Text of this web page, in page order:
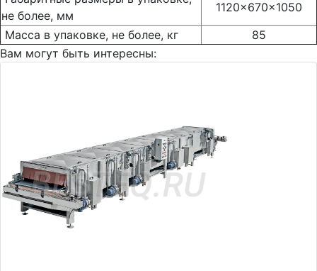
не более, мм
1120x670x1050
Масса в упаковке, не более, кг
85
Вам могут быть интересны: